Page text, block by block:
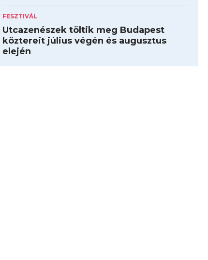
FESZTIVÁL
Utcazenészek töltik meg Budapest
köztereit július végén és augusztus
elején